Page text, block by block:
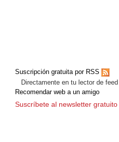
Suscripción gratuita por RSS
Directamente en tu lector de feed
Recomendar web a un amigo
Suscríbete al newsletter gratuito